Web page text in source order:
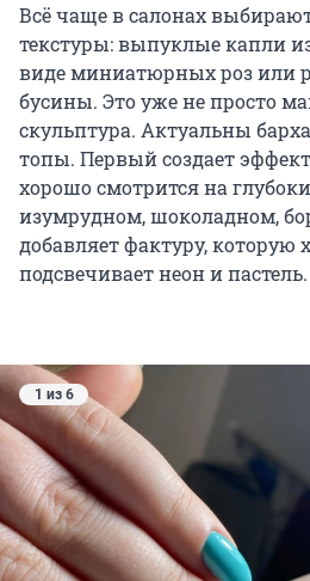
Всё чаще в салонах
текстуры: выпуклые капли
виде миниатюрных роз или
бусины. Это уже не просто
скульптура. Актуальны
топы. Первый создает
хорошо смотрится на
изумрудном, шоколадном,
добавляет фактуру, которую
подсвечивает неон и пастель.
1 из 6